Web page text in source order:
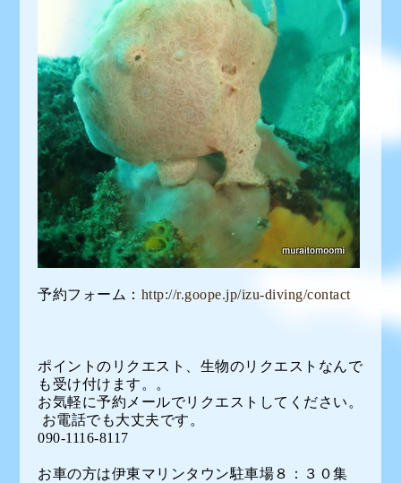
予約フォーム： http://r.goope.jp/izu-diving/contact
ポイントのリクエスト、生物のリクエストなんで
も受け付けます。。
お気軽に予約メールでリクエストしてください。
お電話でも大丈夫です。
090-1116-8117
お車の方は伊東マリンタウン駐車場８：３０集